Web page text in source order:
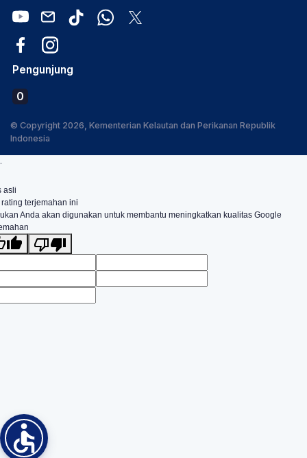
Pengunjung
0
© Copyright 2026, Kementerian Kelautan dan Perikanan Republik
Indonesia
.
asli
terjemahan ini
Anda akan digunakan untuk membantu meningkatkan kualitas Google